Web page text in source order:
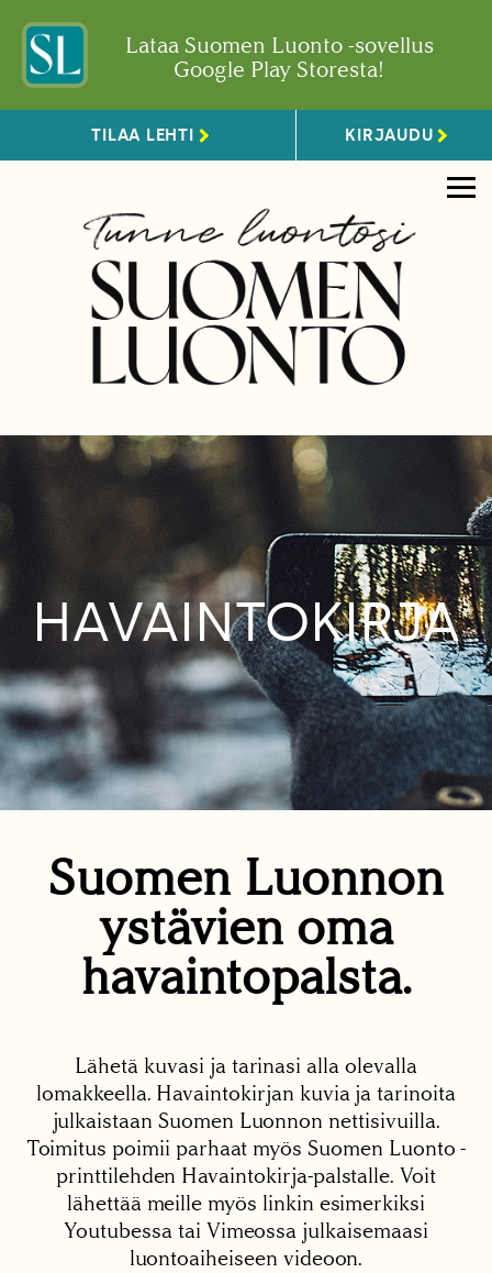
Lataa Suomen Luonto -sovellus
Google Play Storesta!
TILAA LEHTI KIRJAUDU
HAVAINTOKIRJA
Suomen Luonnon
ystävien oma
havaintopalsta.
Lähetä kuvasi ja tarinasi alla olevalla
lomakkeella. Havaintokirjan kuvia ja tarinoita
julkaistaan Suomen Luonnon nettisivuilla.
Toimitus poimii parhaat myös Suomen Luonto -
printtilehden Havaintokirja-palstalle. Voit
lähettää meille myös linkin esimerkiksi
Youtubessa tai Vimeossa julkaisemaasi
luontoaiheiseen videoon.